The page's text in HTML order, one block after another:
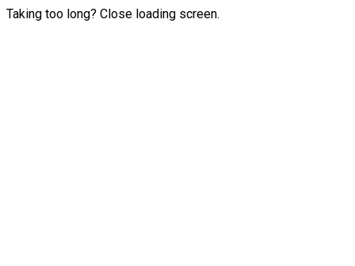
Taking too long? Close loading screen.